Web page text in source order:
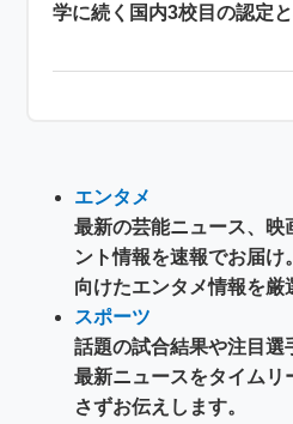
学に続く国内3校目の認定
エンタメ
最新の芸能ニュース、
ント情報を速報でお届
向けたエンタメ情報を厳
スポーツ
話題の試合結果や注目選
最新ニュースをタイムリ
さずお伝えします。